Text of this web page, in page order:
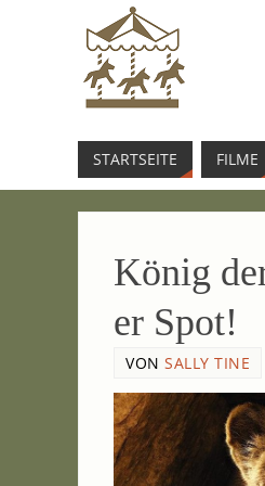
START­SEI­TE FIL­ME
König
er Spot!
VON SALLY TINE